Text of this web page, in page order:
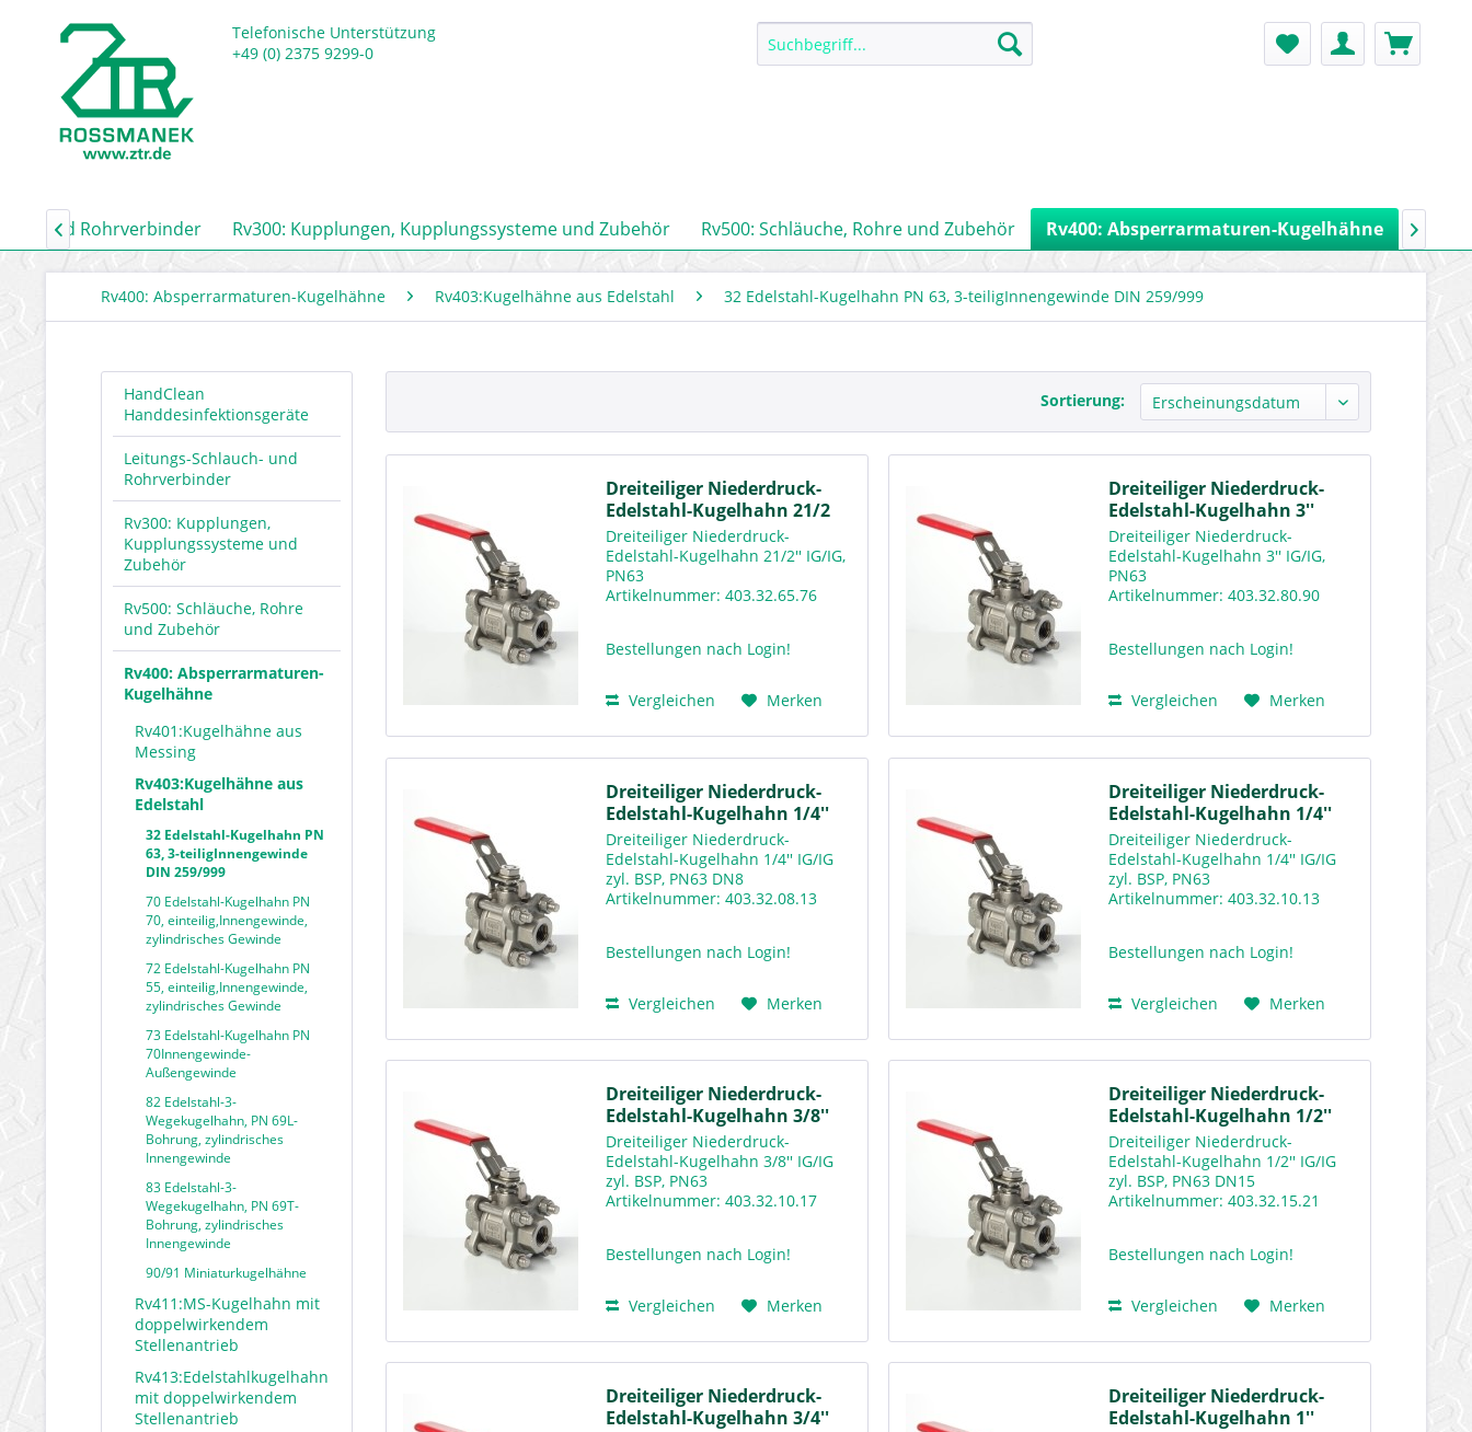
Telefonische Unterstützung
+49 (0) 2375 9299-0
und Rohrverbinder Rv300: Kupplungen, Kupplungssysteme und Zubehör Rv500: Schläuche, Rohre und Zubehör Rv400: Absperrarmaturen-Kugelhähne
 
Rv400: Absperrarmaturen-Kugelhähne Rv403:Kugelhähne aus Edelstahl 32 Edelstahl-Kugelhahn PN 63, 3-teiligInnengewinde DIN 259/999
HandClean
Handdesinfektionsgeräte
Leitungs-Schlauch- und
Rohrverbinder
Rv300: Kupplungen,
Kupplungssysteme und
Zubehör
Rv500: Schläuche, Rohre
und Zubehör
Rv400: Absperrarmaturen-
Kugelhähne
Rv401:Kugelhähne aus
Messing
Rv403:Kugelhähne aus
Edelstahl
32 Edelstahl-Kugelhahn PN
63, 3-teiligInnengewinde
DIN 259/999
70 Edelstahl-Kugelhahn PN
70, einteilig,Innengewinde,
zylindrisches Gewinde
72 Edelstahl-Kugelhahn PN
55, einteilig,Innengewinde,
zylindrisches Gewinde
73 Edelstahl-Kugelhahn PN
70Innengewinde-
Außengewinde
82 Edelstahl-3-
Wegekugelhahn, PN 69L-
Bohrung, zylindrisches
Innengewinde
83 Edelstahl-3-
Wegekugelhahn, PN 69T-
Bohrung, zylindrisches
Innengewinde
90/91 Miniaturkugelhähne
Rv411:MS-Kugelhahn mit
doppelwirkendem
Stellenantrieb
Rv413:Edelstahlkugelhahn
mit doppelwirkendem
Stellenantrieb
Sortierung:
Dreiteiliger Niederdruck-
Edelstahl-Kugelhahn 21/2
Dreiteiliger Niederdruck-
Edelstahl-Kugelhahn 21/2'' IG/IG,
PN63
Artikelnummer: 403.32.65.76
Bestellungen nach Login!
Vergleichen Merken
Dreiteiliger Niederdruck-
Edelstahl-Kugelhahn 3''
Dreiteiliger Niederdruck-
Edelstahl-Kugelhahn 3'' IG/IG,
PN63
Artikelnummer: 403.32.80.90
Bestellungen nach Login!
Vergleichen Merken
Dreiteiliger Niederdruck-
Edelstahl-Kugelhahn 1/4''
Dreiteiliger Niederdruck-
Edelstahl-Kugelhahn 1/4'' IG/IG
zyl. BSP, PN63 DN8
Artikelnummer: 403.32.08.13
Bestellungen nach Login!
Vergleichen Merken
Dreiteiliger Niederdruck-
Edelstahl-Kugelhahn 1/4''
Dreiteiliger Niederdruck-
Edelstahl-Kugelhahn 1/4'' IG/IG
zyl. BSP, PN63
Artikelnummer: 403.32.10.13
Bestellungen nach Login!
Vergleichen Merken
Dreiteiliger Niederdruck-
Edelstahl-Kugelhahn 3/8''
Dreiteiliger Niederdruck-
Edelstahl-Kugelhahn 3/8'' IG/IG
zyl. BSP, PN63
Artikelnummer: 403.32.10.17
Bestellungen nach Login!
Vergleichen Merken
Dreiteiliger Niederdruck-
Edelstahl-Kugelhahn 1/2''
Dreiteiliger Niederdruck-
Edelstahl-Kugelhahn 1/2'' IG/IG
zyl. BSP, PN63 DN15
Artikelnummer: 403.32.15.21
Bestellungen nach Login!
Vergleichen Merken
Dreiteiliger Niederdruck-
Edelstahl-Kugelhahn 3/4''
Dreiteiliger Niederdruck-
Edelstahl-Kugelhahn 1''